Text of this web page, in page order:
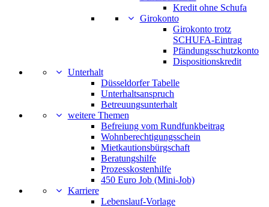
Kredit ohne Schufa
Girokonto
Girokonto trotz
SCHUFA-Eintrag
Pfändungsschutzkonto
Dispositionskredit
Unterhalt
Düsseldorfer Tabelle
Unterhaltsanspruch
Betreuungsunterhalt
weitere Themen
Befreiung vom Rundfunkbeitrag
Wohnberechtigungsschein
Mietkautionsbürgschaft
Beratungshilfe
Prozesskostenhilfe
450 Euro Job (Mini-Job)
Karriere
Lebenslauf-Vorlage